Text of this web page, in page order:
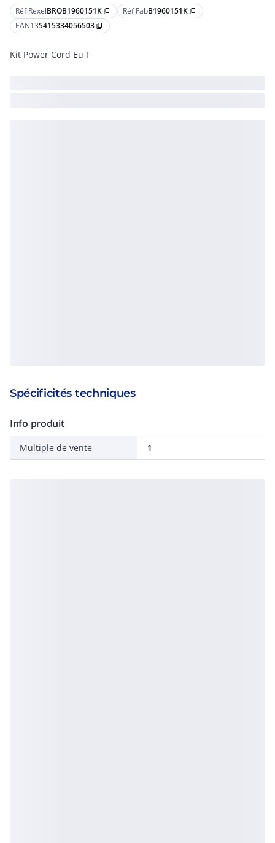
Réf RexelBROB1960151K content_copy Réf FabB1960151K content_copy
EAN135415334056503 content_copy
Kit Power Cord Eu F
Spécificités techniques
Info produit
Multiple de vente 1